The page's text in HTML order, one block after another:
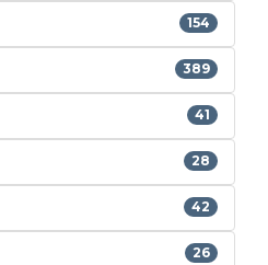
154
389
41
28
42
26